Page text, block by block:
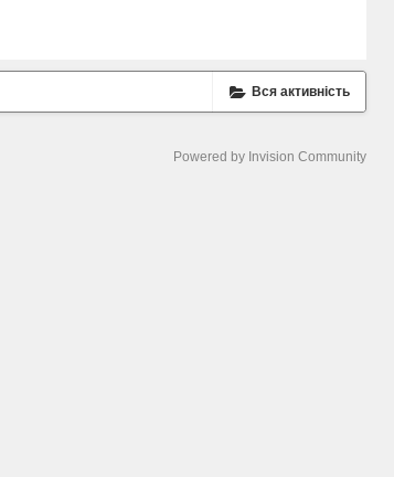
Вся активність
Powered by Invision Community